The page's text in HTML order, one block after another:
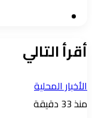
أقرأ التالي
الأخبار المحلية
منذ 33 دقيقة